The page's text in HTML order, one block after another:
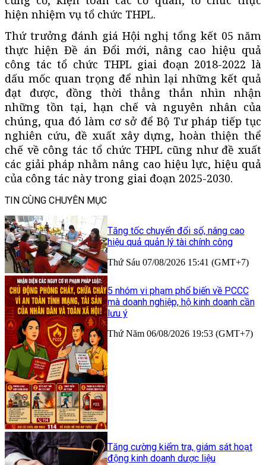
hiện nhiệm vụ tổ chức THPL.
Thứ trưởng đánh giá Hội nghị tổng kết 05 năm
thực hiện Đề án Đổi mới, nâng cao hiệu quả
công tác tổ chức THPL giai đoạn 2018-2022 là
dấu mốc quan trọng để nhìn lại những kết quả
đạt được, đồng thời thẳng thắn nhìn nhận
những tồn tại, hạn chế và nguyên nhân của
chúng, qua đó làm cơ sở để Bộ Tư pháp tiếp tục
nghiên cứu, đề xuất xây dựng, hoàn thiện thể
chế về công tác tổ chức THPL cũng như đề xuất
các giải pháp nhằm nâng cao hiệu lực, hiệu quả
của công tác này trong giai đoạn 2025-2030.
TIN CÙNG CHUYÊN MỤC
Tăng tốc chuyển đổi số, nâng cao
hiệu quả quản lý tài chính công
Thứ Sáu 07/08/2026 15:41 (GMT+7)
5 nhóm vi phạm phổ biến về PCCC
mà doanh nghiệp, hộ kinh doanh cần
lưu ý
Thứ Năm 06/08/2026 19:53 (GMT+7)
Tăng cường kiểm tra, giám sát hoạt
động kinh doanh dược liệu